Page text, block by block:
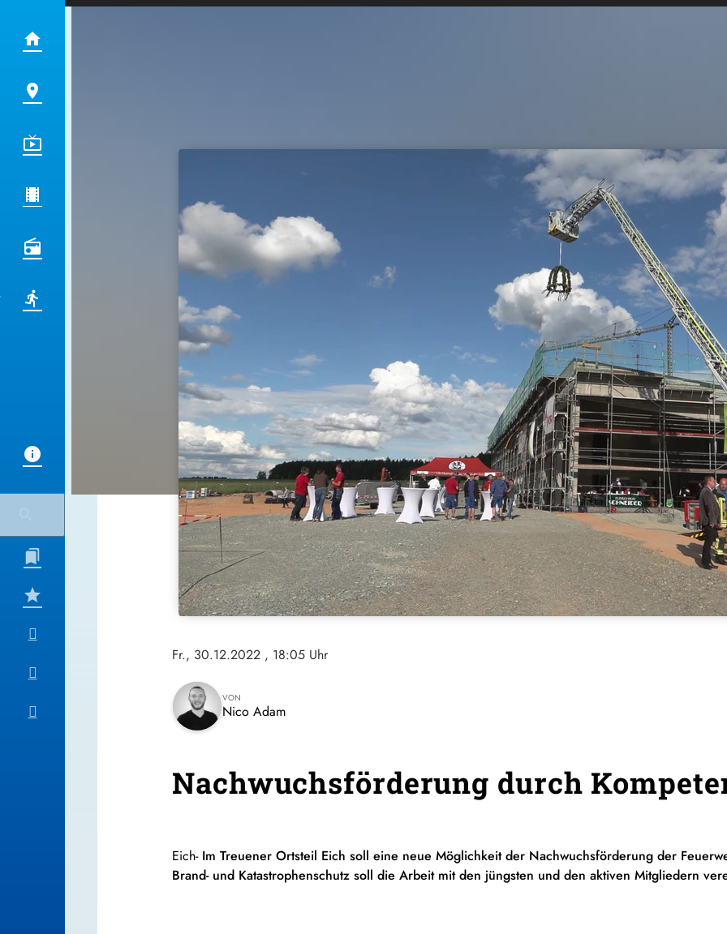
Fr., 30.12.2022 , 18:05 Uhr
VON
Nico Adam
Nachwuchsförderung durch
Eich- Im Treuener Ortsteil Eich soll eine neue Möglichkeit der Nachwuchsförderung der
Brand- und Katastrophenschutz soll die Arbeit mit den jüngsten und den aktiven Mitgliedern